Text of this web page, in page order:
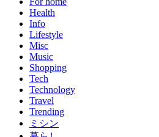
Health
Info
Lifestyle
Misc
Music
Shopping
Tech
Technology
Travel
Trending
ミシン